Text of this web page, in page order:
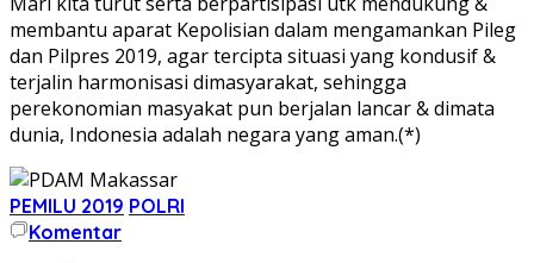
membantu aparat Kepolisian dalam mengamankan Pileg
dan Pilpres 2019, agar tercipta situasi yang kondusif &
terjalin harmonisasi dimasyarakat, sehingga
perekonomian masyakat pun berjalan lancar & dimata
dunia, Indonesia adalah negara yang aman.(*)
PEMILU 2019 POLRI
Komentar